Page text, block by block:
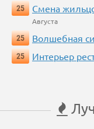
25
Смена
Августа
25
Волшебная
25
Интерьер